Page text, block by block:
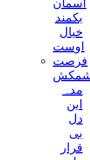
آسمان
بکمند
خیال
اوست
فرصت
مدہ
این
دل
بی
قرار